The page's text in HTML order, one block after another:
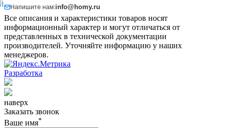
Напишите нам:info@homy.ru
Все описания и характеристики товаров носят
информационный характер и могут отличаться от
представленных в технической документации
производителей. Уточняйте информацию у наших
менеджеров.
Разработка
наверх
Заказать звонок
Ваше имя*